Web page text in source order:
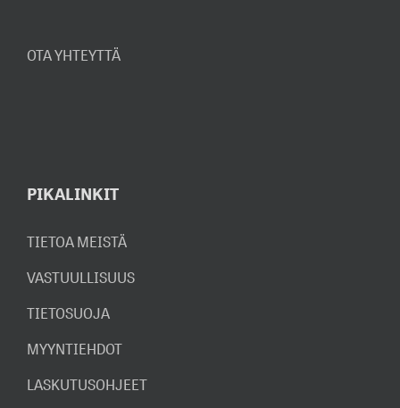
OTA YHTEYTTÄ
PIKALINKIT
TIETOA MEISTÄ
VASTUULLISUUS
TIETOSUOJA
MYYNTIEHDOT
LASKUTUSOHJEET